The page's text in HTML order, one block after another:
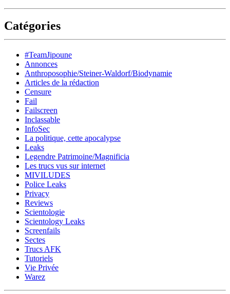
Catégories
#TeamJipoune
Annonces
Anthroposophie/Steiner-Waldorf/Biodynamie
Articles de la rédaction
Censure
Fail
Failscreen
Inclassable
InfoSec
La politique, cette apocalypse
Leaks
Legendre Patrimoine/Magnificia
Les trucs vus sur internet
MIVILUDES
Police Leaks
Privacy
Reviews
Scientologie
Scientology Leaks
Screenfails
Sectes
Trucs AFK
Tutoriels
Vie Privée
Warez